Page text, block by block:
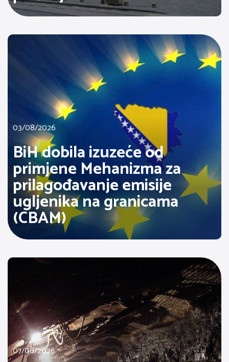
03/08/2026
BiH dobila izuzeće od
primjene Mehanizma za
prilagođavanje emisije
ugljenika na granicama
(CBAM)
07/08/2026